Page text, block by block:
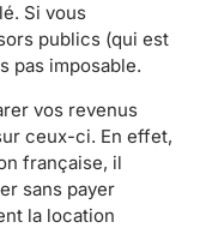
Si vous
publics (qui est
pas imposable.
vos revenus
ceux-ci. En effet,
française, il
sans payer
la location